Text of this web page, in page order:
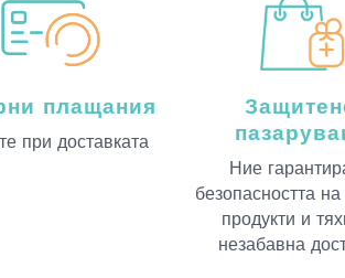
плащания
при доставката
Ние
безопасността
продукти и
незабавна